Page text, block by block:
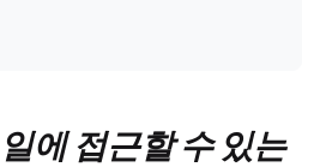
에 접근할 수 있는